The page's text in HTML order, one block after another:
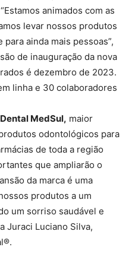
animados com as
levar nossos produtos
ainda mais pessoas”,
de inauguração da nova
é dezembro de 2023.
linha e 30 colaboradores
Dental MedSul, maior
odontológicos para
de toda a região
que ampliarão o
da marca é uma
produtos a um
um sorriso saudável e
Juraci Luciano Silva,